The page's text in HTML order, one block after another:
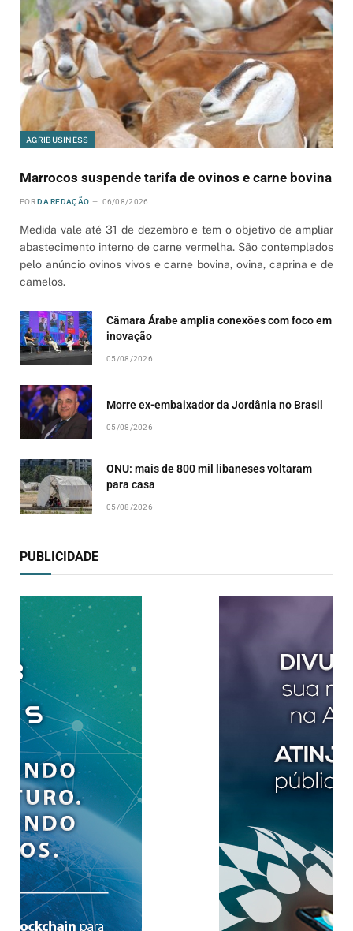
AGRIBUSINESS
Marrocos suspende tarifa de ovinos e carne bovina
POR DA REDAÇÃO 06/08/2026
Medida vale até 31 de dezembro e tem o objetivo de ampliar
abastecimento interno de carne vermelha. São contemplados
pelo anúncio ovinos vivos e carne bovina, ovina, caprina e de
camelos.
Câmara Árabe amplia conexões com foco em
inovação
05/08/2026
Morre ex-embaixador da Jordânia no Brasil
05/08/2026
ONU: mais de 800 mil libaneses voltaram
para casa
05/08/2026
PUBLICIDADE